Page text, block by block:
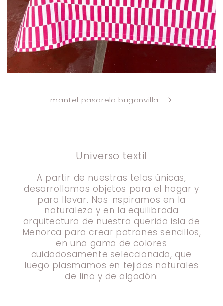
mantel pasarela buganvilla
Universo textil
A partir de nuestras telas únicas,
desarrollamos objetos para el hogar y
para llevar. Nos inspiramos en la
naturaleza y en la equilibrada
arquitectura de nuestra querida isla de
Menorca para crear patrones sencillos,
en una gama de colores
cuidadosamente seleccionada, que
luego plasmamos en tejidos naturales
de lino y de algodón.